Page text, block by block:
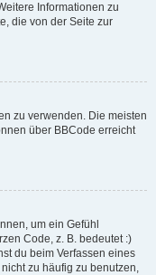
Informationen zu
die von der Seite zur
zu verwenden. Die meisten
über BBCode erreicht
um ein Gefühl
Code, z. B. bedeutet :)
du beim Verfassen eines
zu häufig zu benutzen,